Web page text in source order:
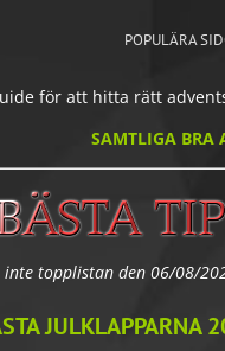
POPULÄRA
för att hitta rätt
SAMTLIGA BRA
inte topplistan den 06/08/
JULKLAPPARNA